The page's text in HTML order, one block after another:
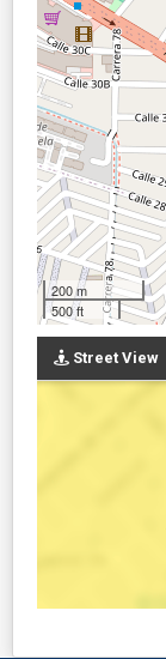
200 m
500 ft
Street View